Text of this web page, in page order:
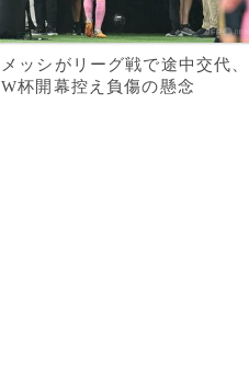
メッシがリーグ戦で途中交代、
W杯開幕控え負傷の懸念